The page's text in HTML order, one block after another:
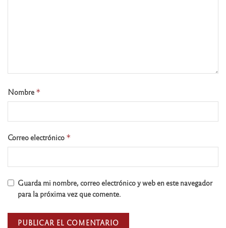
Nombre *
Correo electrónico *
Guarda mi nombre, correo electrónico y web en este navegador
para la próxima vez que comente.